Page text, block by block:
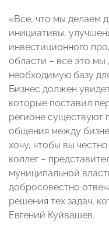
«Все, что мы делаем
инициативы,
инвестиционного
области – все это мы
необходимую базу
Бизнес должен
которые поставил
регионе существуют
общения между
хочу, чтобы вы
коллег –
муниципальной
добросовестно
решения тех задач,
Евгений Куйвашев.